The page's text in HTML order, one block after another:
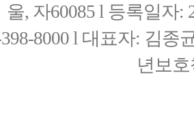
울, 자60085 l 등록일자:
8000 l 대표자: 김종
년보